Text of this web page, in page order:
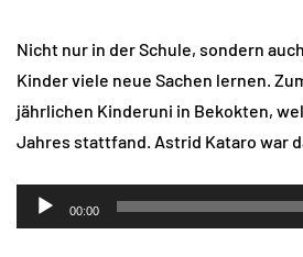
Nicht nur in der Schule, sondern
Kinder viele neue Sachen lernen.
jährlichen Kinderuni in Bekokten,
Jahres stattfand. Astrid Kataro war
Audio-
Player
00:00